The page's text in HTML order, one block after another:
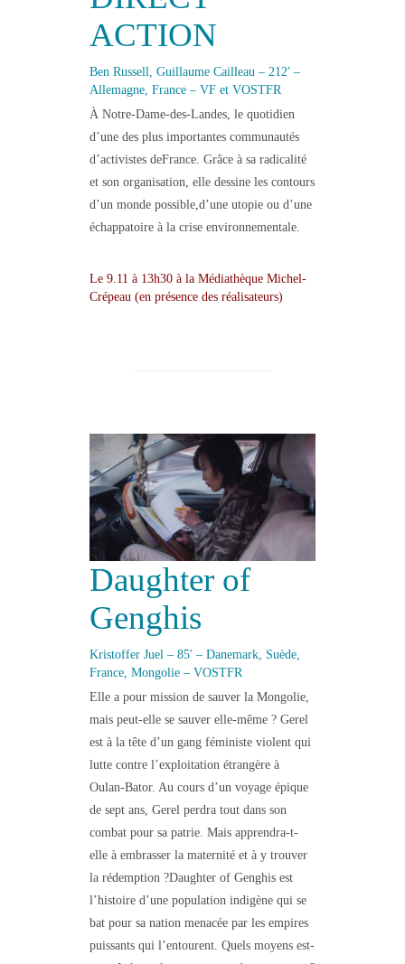
ACTION
Ben Russell, Guillaume Cailleau – 212′ –
Allemagne, France – VF et VOSTFR
À Notre-Dame-des-Landes, le quotidien
d’une des plus importantes communautés
d’activistes deFrance. Grâce à sa radicalité
et son organisation, elle dessine les contours
d’un monde possible,d’une utopie ou d’une
échappatoire à la crise environnementale.
Le 9.11 à 13h30 à la Médiathèque Michel-
Crépeau (en présence des réalisateurs)
Daughter of
Genghis
Kristoffer Juel – 85′ – Danemark, Suède,
France, Mongolie – VOSTFR
Elle a pour mission de sauver la Mongolie,
mais peut-elle se sauver elle-même ? Gerel
est à la tête d’un gang féministe violent qui
lutte contre l’exploitation étrangère à
Oulan-Bator. Au cours d’un voyage épique
de sept ans, Gerel perdra tout dans son
combat pour sa patrie. Mais apprendra-t-
elle à embrasser la maternité et à y trouver
la rédemption ?Daughter of Genghis est
l’histoire d’une population indigène qui se
bat pour sa nation menacée par les empires
puissants qui l’entourent. Quels moyens est-